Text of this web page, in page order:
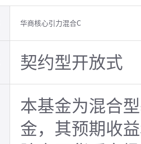
华商核心引力混合C
契约型开放式
本基金为混合
金，其预期收